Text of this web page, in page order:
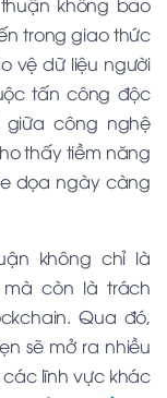
trong giao thức
vệ dữ liệu người
tấn công độc
công nghệ
thấy tiềm năng
dọa ngày càng
không chỉ là
còn là trách
Qua đó,
sẽ mở ra nhiều
lĩnh vực khác